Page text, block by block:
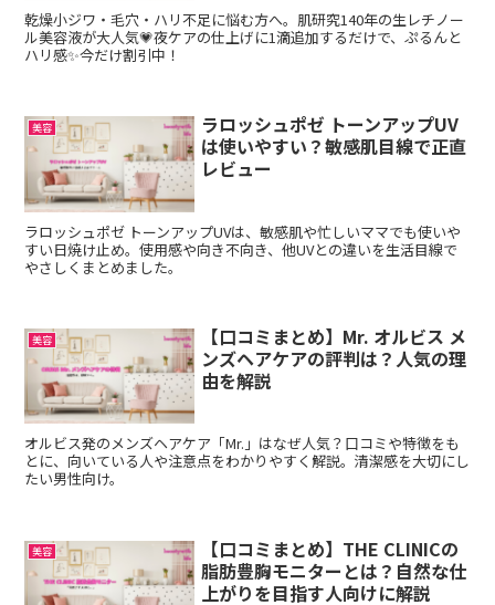
乾燥小ジワ・毛穴・ハリ不足に悩む方へ。肌研究140年の生レチノー
ル美容液が大人気💗夜ケアの仕上げに1滴追加するだけで、ぷるんと
ハリ感✨今だけ割引中！
美容
ラロッシュポゼ トーンアップUV
は使いやすい？敏感肌目線で正直
レビュー
ラロッシュポゼ トーンアップUVは、敏感肌や忙しいママでも使いや
すい日焼け止め。使用感や向き不向き、他UVとの違いを生活目線で
やさしくまとめました。
美容
【口コミまとめ】Mr. オルビス メ
ンズヘアケアの評判は？人気の理
由を解説
オルビス発のメンズヘアケア「Mr.」はなぜ人気？口コミや特徴をも
とに、向いている人や注意点をわかりやすく解説。清潔感を大切にし
たい男性向け。
美容
【口コミまとめ】THE CLINICの
脂肪豊胸モニターとは？自然な仕
上がりを目指す人向けに解説